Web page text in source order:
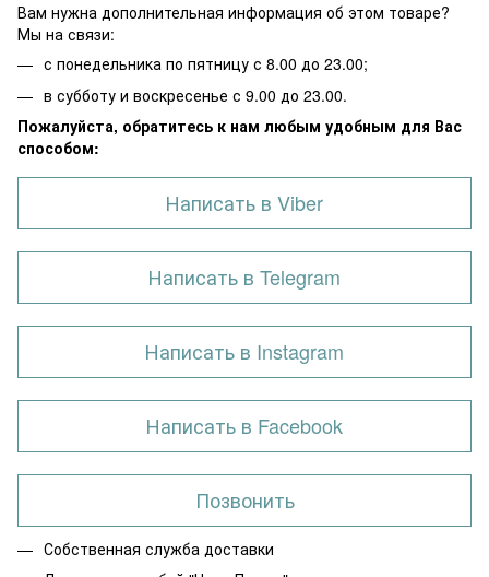
Вам нужна дополнительная информация об этом товаре?
Мы на связи:
с понедельника по пятницу с 8.00 до 23.00;
в субботу и воскресенье с 9.00 до 23.00.
Пожалуйста, обратитесь к нам любым удобным для Вас
способом:
Написать в Viber
Написать в Telegram
Написать в Instagram
Написать в Facebook
Позвонить
Собственная служба доставки